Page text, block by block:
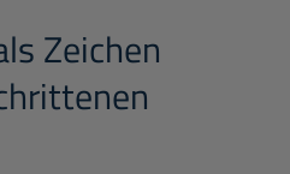
Zeichen